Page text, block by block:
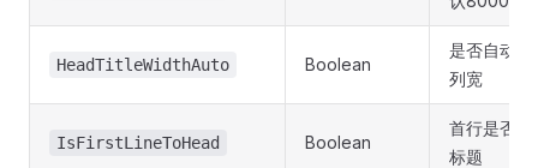
HeadTitleWidthAuto Boolean
是否自动调
列宽
IsFirstLineToHead Boolean
首行是否作
标题